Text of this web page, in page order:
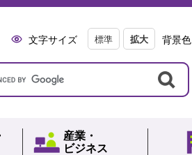
文字サイズ 標準 拡大 背景色
産業・
ビジネス